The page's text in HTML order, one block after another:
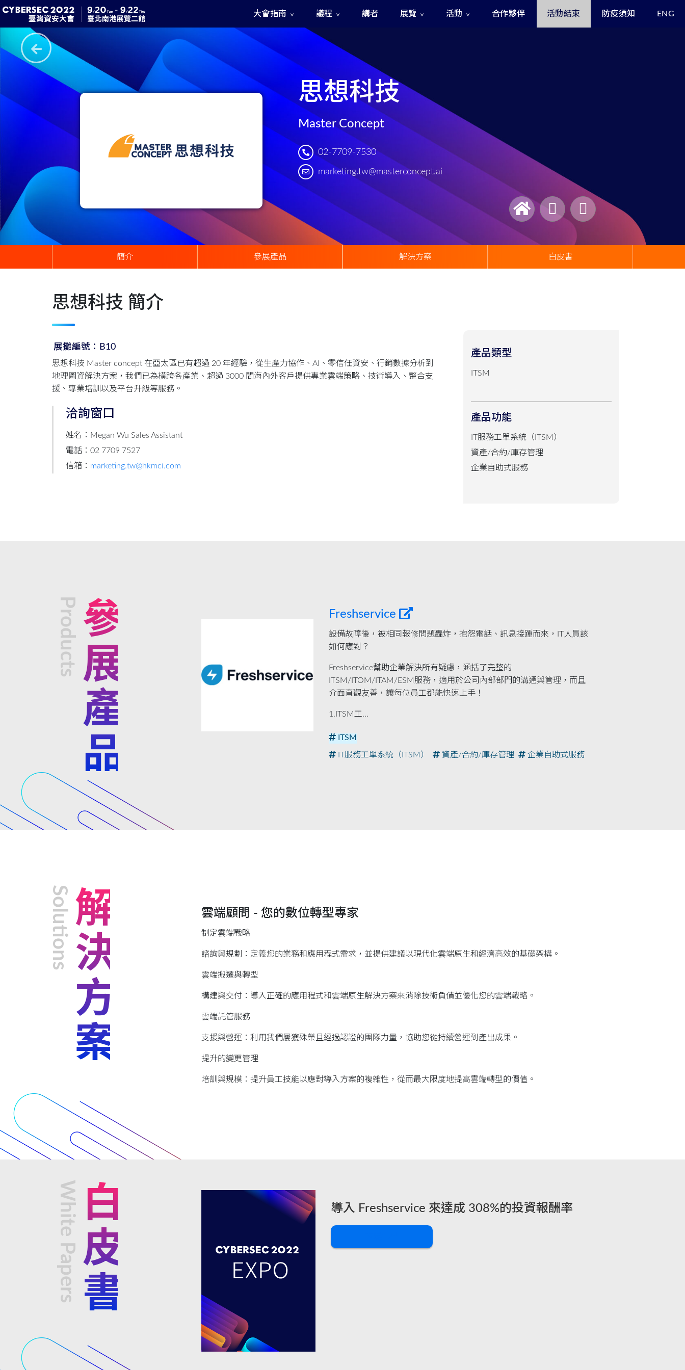
大會指南 議程 講者 展覽 活動 合作夥伴 活動結束 防疫須知 ENG
思想科技
Master Concept
02-7709-7530
marketing.tw@masterconcept.ai
簡介 參展產品 解決方案 白皮書
思想科技 簡介
展攤編號：B10
思想科技 Master concept 在亞太區已有超過 20 年經驗，從生產力協作、AI、零信任資安、行銷數據分析到
地理圖資解決方案，我們已為橫跨各產業、超過 3000 間海內外客戶提供專業雲端策略、技術導入、整合支
援、專業培訓以及平台升級等服務。
洽詢窗口
姓名：Megan Wu Sales Assistant
電話：02 7709 7527
信箱： marketing.tw@hkmci.com
產品類型
ITSM
產品功能
IT服務工單系統（ITSM）
資產/合約/庫存管理
企業自助式服務
參展產品
Products Freshservice
設備故障後，被相同報修問題轟炸，抱怨電話、訊息接踵而來，IT人員該
如何應對？
Freshservice幫助企業解決所有疑慮，涵括了完整的
ITSM/ITOM/ITAM/ESM服務，適用於公司內部部門的溝通與管理，而且
介面直觀友善，讓每位員工都能快速上手！
1.ITSM工...
ITSM
IT服務工單系統（ITSM） 資產/合約/庫存管理 企業自助式服務
解決方案
Solutions 雲端顧問 - 您的數位轉型專家
制定雲端戰略
諮詢與規劃：定義您的業務和應用程式需求，並提供建議以現代化雲端原生和經濟高效的基礎架構。
雲端搬遷與轉型
構建與交付：導入正確的應用程式和雲端原生解決方案來消除技術負債並優化您的雲端戰略。
雲端託管服務
支援與營運：利用我們屢獲殊榮且經過認證的團隊力量，協助您從持續營運到產出成果。
提升的變更管理
培訓與規模：提升員工技能以應對導入方案的複雜性，從而最大限度地提高雲端轉型的價值。
白皮書
White Papers 導入 Freshservice 來達成 308%的投資報酬率